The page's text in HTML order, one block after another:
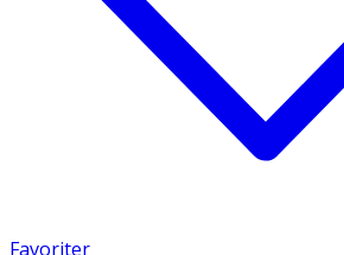
Favoriter